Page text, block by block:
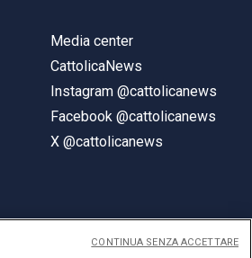
Media center
CattolicaNews
Instagram @cattolicanews
Facebook @cattolicanews
X @cattolicanews
CONTINUA SENZA ACCETTARE